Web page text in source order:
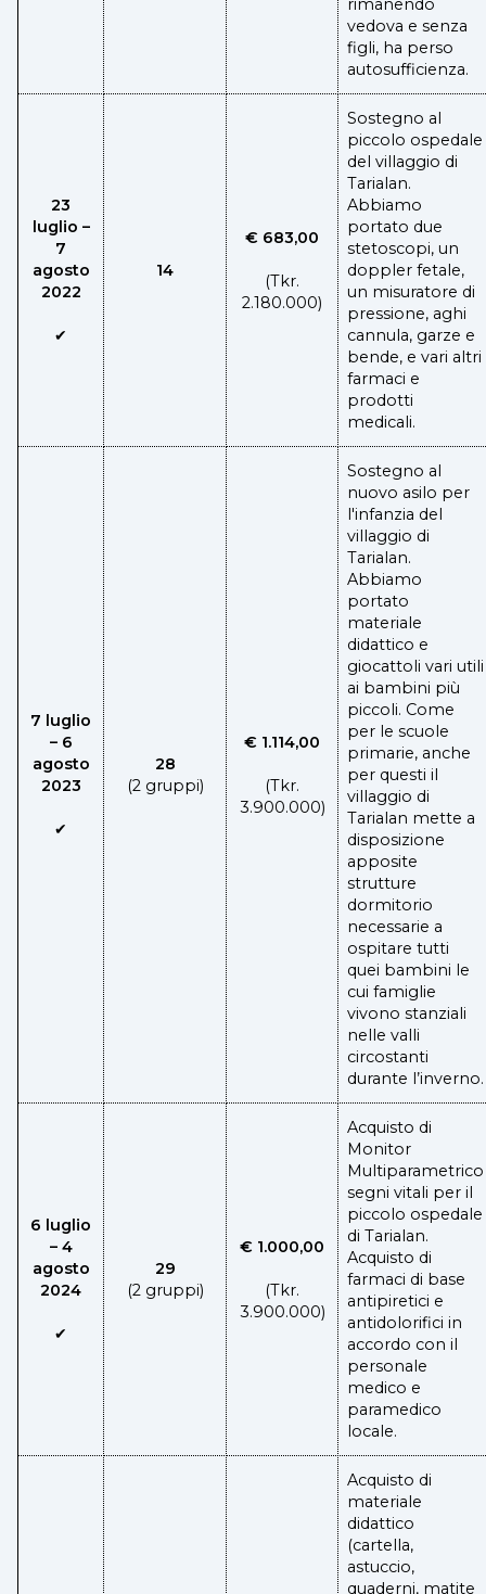
rimanendo
vedova e senza
figli, ha perso
autosufficienza.
23
luglio –
7
agosto
2022
✔
14
€ 683,00
(Tkr.
2.180.000)
Sostegno al
piccolo ospedale
del villaggio di
Tarialan.
Abbiamo
portato due
stetoscopi, un
doppler fetale,
un misuratore di
pressione, aghi
cannula, garze e
bende, e vari altri
farmaci e
prodotti
medicali.
7 luglio
– 6
agosto
2023
✔
28
(2 gruppi)
€ 1.114,00
(Tkr.
3.900.000)
Sostegno al
nuovo asilo per
l'infanzia del
villaggio di
Tarialan.
Abbiamo
portato
materiale
didattico e
giocattoli vari utili
ai bambini più
piccoli. Come
per le scuole
primarie, anche
per questi il
villaggio di
Tarialan mette a
disposizione
apposite
strutture
dormitorio
necessarie a
ospitare tutti
quei bambini le
cui famiglie
vivono stanziali
nelle valli
circostanti
durante l’inverno.
6 luglio
– 4
agosto
2024
✔
29
(2 gruppi)
€ 1.000,00
(Tkr.
3.900.000)
Acquisto di
Monitor
Multiparametrico
segni vitali per il
piccolo ospedale
di Tarialan.
Acquisto di
farmaci di base
antipiretici e
antidolorifici in
accordo con il
personale
medico e
paramedico
locale.
Acquisto di
materiale
didattico
(cartella,
astuccio,
quaderni, matite